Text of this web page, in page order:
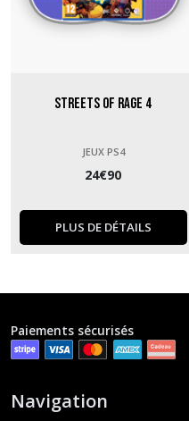
Streets of Rage 4
JEUX PS4
24€90
PLUS DE DÉTAILS
Paiements sécurisés
Navigation